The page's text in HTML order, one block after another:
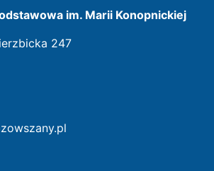
im. Marii Konopnickiej
247